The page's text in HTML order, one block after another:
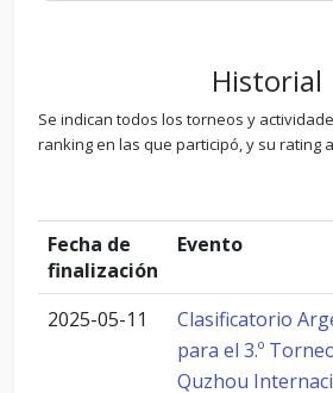
Historial
Se indican todos los torneos y
ranking en las que participó, y su rating
Fecha de
finalización
Evento
2025-05-11
Clasificatorio
para el 3.º
Quzhou